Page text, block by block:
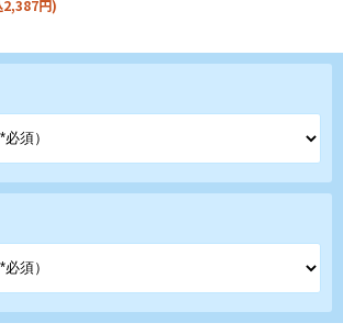
2,387円)